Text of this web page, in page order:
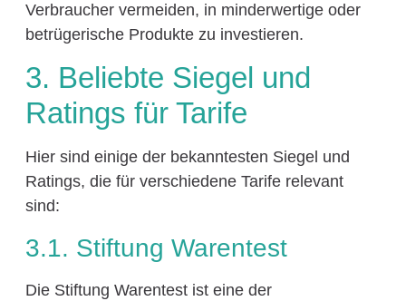
Verbraucher vermeiden, in minderwertige oder
betrügerische Produkte zu investieren.
3. Beliebte Siegel und
Ratings für Tarife
Hier sind einige der bekanntesten Siegel und
Ratings, die für verschiedene Tarife relevant
sind:
3.1. Stiftung Warentest
Die Stiftung Warentest ist eine der